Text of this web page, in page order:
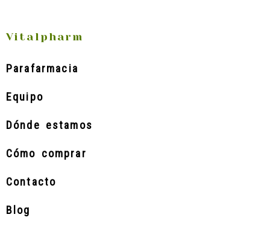
Vitalpharm
Parafarmacia
Equipo
Dónde estamos
Cómo comprar
Contacto
Blog